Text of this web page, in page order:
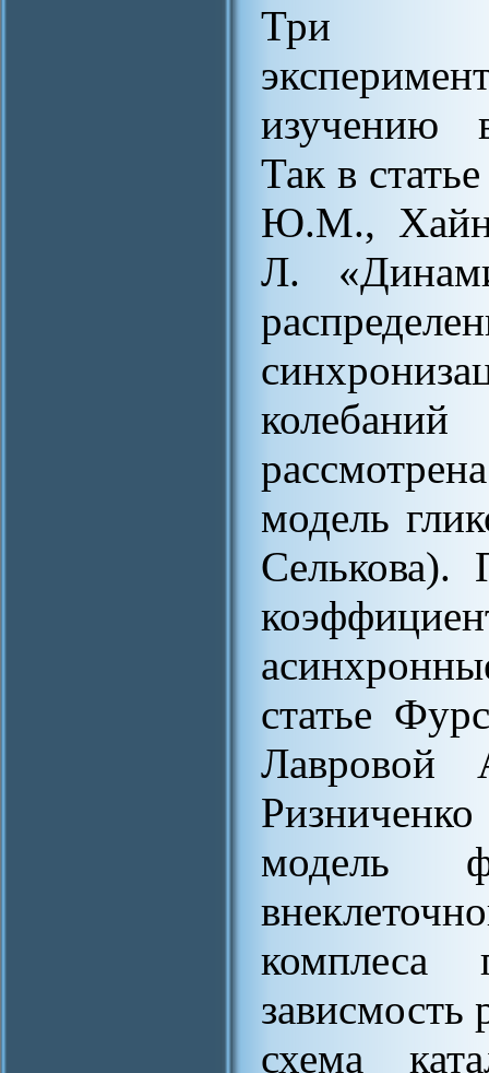
Три
изучению
Так в
Ю.М.,
Л.
модель
Селькова).
статье
модель
зависмость
схема